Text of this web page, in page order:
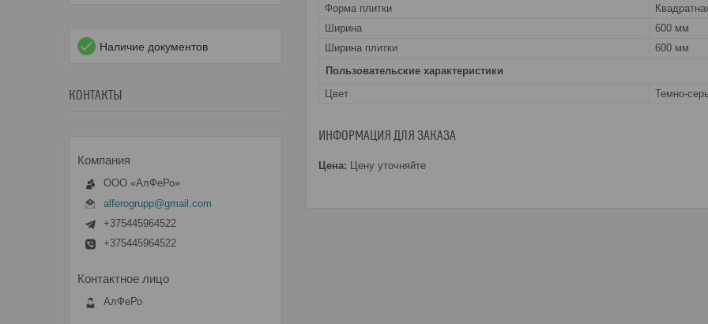
Форма плитки
Ширина
600 мм
Ширина плитки
600 мм
Пользовательские характеристики
Цвет
Темно-
ИНФОРМАЦИЯ ДЛЯ ЗАКАЗА
Цена: Цену уточняйте
Наличие документов
КОНТАКТЫ
ООО «АлФеРо»
alferogrupp@gmail.com
+375445964522
+375445964522
АлФеРо